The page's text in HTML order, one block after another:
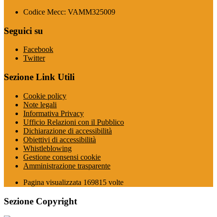
Codice Mecc: VAMM325009
Seguici su
Facebook
Twitter
Sezione Link Utili
Cookie policy
Note legali
Informativa Privacy
Ufficio Relazioni con il Pubblico
Dichiarazione di accessibilità
Obiettivi di accessibilità
Whistleblowing
Gestione consensi cookie
Amministrazione trasparente
Pagina visualizzata 169815 volte
Sezione Copyright